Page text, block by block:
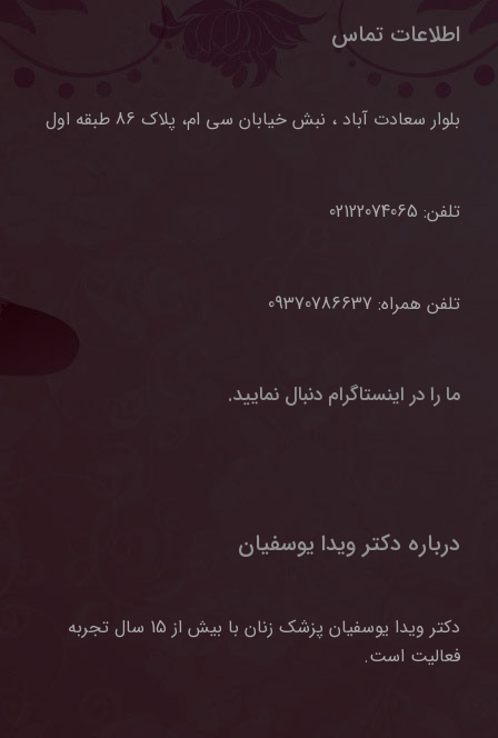
اطلاعات تماس
بلوار سعادت آباد ، نبش خیابان سی ام، پلاک 86 طبقه اول
تلفن: 02122074065
تلفن همراه: 09370786637
ما را در اینستاگرام دنبال نمایید.
درباره دکتر ویدا یوسفیان
دکتر ویدا یوسفیان پزشک زنان با بیش از 15 سال تجربه
فعالیت است.